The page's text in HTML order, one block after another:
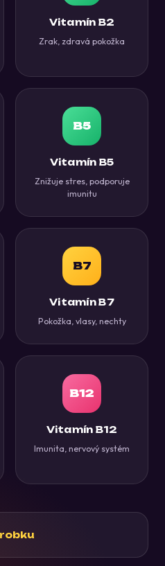
Vitamín B2
Zrak, zdravá pokožka
B5
Vitamín B5
Znižuje stres, podporuje
imunitu
B7
Vitamín B7
Pokožka, vlasy, nechty
B12
Vitamín B12
Imunita, nervový systém